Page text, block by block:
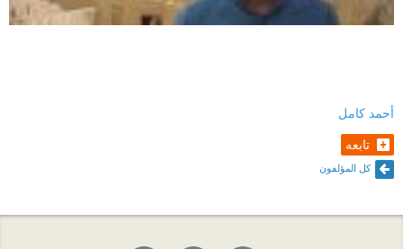
أحمد كامل
تابعه
كل المؤلفون